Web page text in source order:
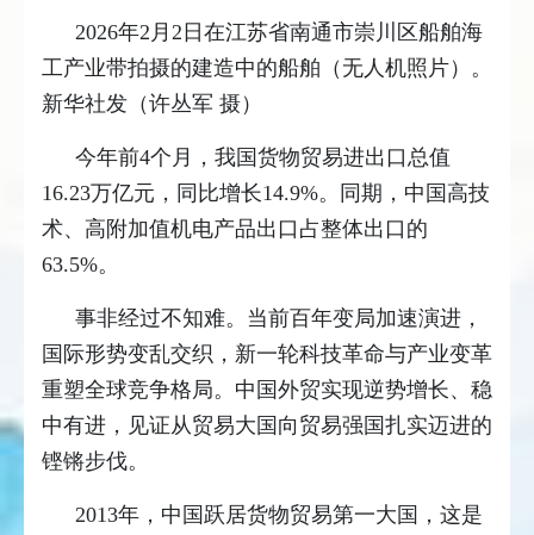
2026年2月2日在江苏省南通市崇川区船舶海
工产业带拍摄的建造中的船舶（无人机照片）。
新华社发（许丛军 摄）
今年前4个月，我国货物贸易进出口总值
16.23万亿元，同比增长14.9%。同期，中国高技
术、高附加值机电产品出口占整体出口的
63.5%。
事非经过不知难。当前百年变局加速演进，
国际形势变乱交织，新一轮科技革命与产业变革
重塑全球竞争格局。中国外贸实现逆势增长、稳
中有进，见证从贸易大国向贸易强国扎实迈进的
铿锵步伐。
2013年，中国跃居货物贸易第一大国，这是